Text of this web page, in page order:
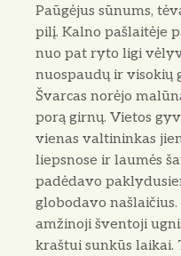
Paūgėjus sūnums,
pilį. Kalno pašlaitėje
nuo pat ryto ligi
nuospaudų ir visokių
Švarcas norėjo
porą girnų. Vie­tos
vienas val­tininkas
liepsno­se ir laumės
padėdavo
globodavo
amžinoji šventoji
kraštui sunkūs laikai.